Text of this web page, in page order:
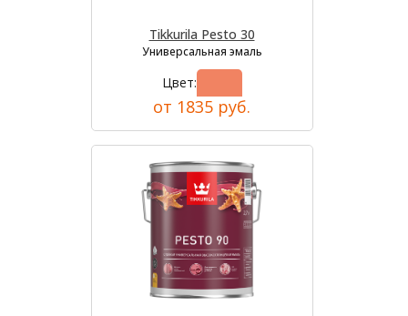
Tikkurila Pesto 30
Универсальная эмаль
Цвет:
от 1835 руб.